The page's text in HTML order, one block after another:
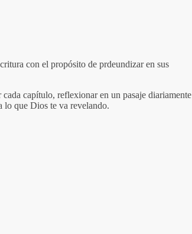
con el propósito de prdeundizar en sus
capítulo, reflexionar en un pasaje diariamente
lo que Dios te va revelando.